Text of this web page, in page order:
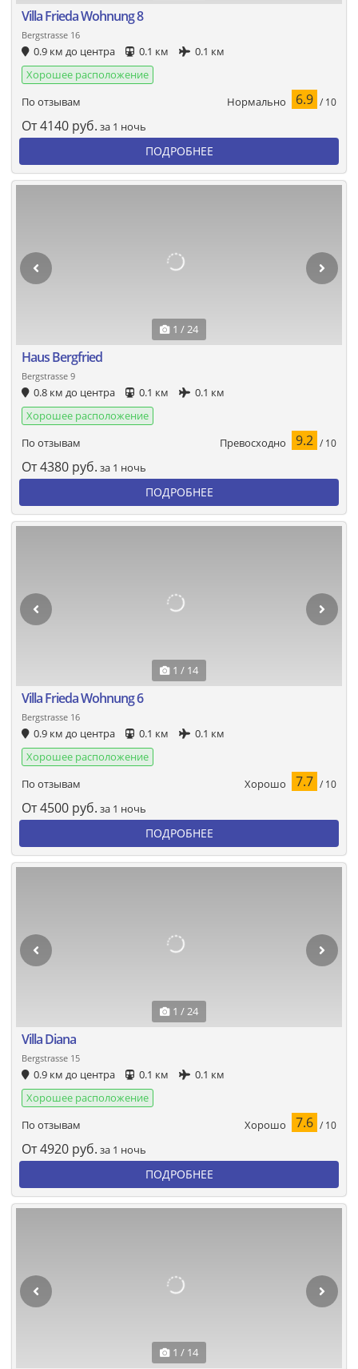
Villa Frieda Wohnung 8
Bergstrasse 16
0.9 км до центра 0.1 км
0.1 км
Хорошее расположение
По отзывам
Нормально 6.9 / 10
От4140 руб. за 1 ночь
ПОДРОБНЕЕ
1 / 24
Haus Bergfried
Bergstrasse 9
0.8 км до центра 0.1 км
0.1 км
Хорошее расположение
По отзывам
Превосходно 9.2 / 10
От4380 руб. за 1 ночь
ПОДРОБНЕЕ
1 / 14
Villa Frieda Wohnung 6
Bergstrasse 16
0.9 км до центра 0.1 км
0.1 км
Хорошее расположение
По отзывам
Хорошо 7.7 / 10
От4500 руб. за 1 ночь
ПОДРОБНЕЕ
1 / 24
Villa Diana
Bergstrasse 15
0.9 км до центра 0.1 км
0.1 км
Хорошее расположение
По отзывам
Хорошо 7.6 / 10
От4920 руб. за 1 ночь
ПОДРОБНЕЕ
1 / 14